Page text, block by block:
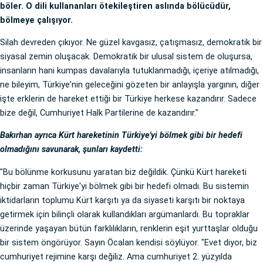
böler. O dili kullananları ötekileştiren aslında bölücüdür,
bölmeye çalışıyor.
Silah devreden çıkıyor. Ne güzel kavgasız, çatışmasız, demokratik bir
siyasal zemin oluşacak. Demokratik bir ulusal sistem de oluşursa,
insanların hani kumpas davalarıyla tutuklanmadığı, içeriye atılmadığı,
ne bileyim, Türkiye'nin geleceğini gözeten bir anlayışla yargının, diğer
işte erklerin de hareket ettiği bir Türkiye herkese kazandırır. Sadece
bize değil, Cumhuriyet Halk Partilerine de kazandırır."
Bakırhan ayrıca Kürt hareketinin Türkiye'yi bölmek gibi bir hedefi
olmadığını savunarak, şunları kaydetti:
"Bu bölünme korkusunu yaratan biz değildik. Çünkü Kürt hareketi
hiçbir zaman Türkiye'yi bölmek gibi bir hedefi olmadı. Bu sistemin
iktidarların toplumu Kürt karşıtı ya da siyaseti karşıtı bir noktaya
getirmek için bilinçli olarak kullandıkları argümanlardı. Bu topraklar
üzerinde yaşayan bütün farklılıkların, renklerin eşit yurttaşlar olduğu
bir sistem öngörüyor. Sayın Öcalan kendisi söylüyor. "Evet diyor, biz
cumhuriyet rejimine karşı değiliz. Ama cumhuriyet 2. yüzyılda